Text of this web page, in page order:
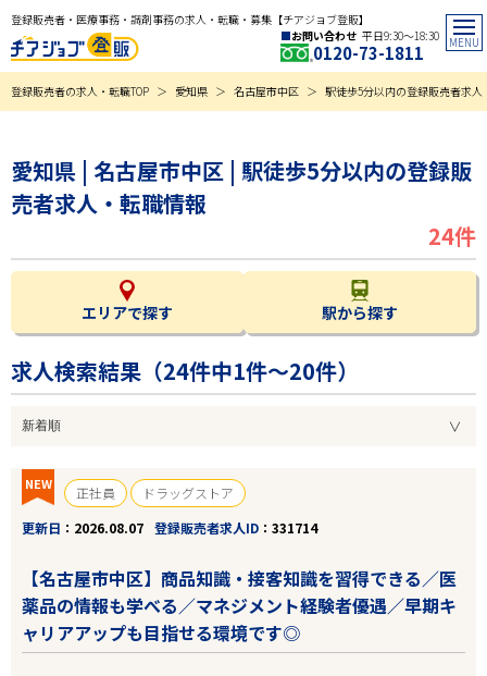
登録販売者・医療事務・調剤事務の求人・転職・募集【チアジョブ登販】
お問い合わせ 平日9:30〜18:30
0120-73-1811
登録販売者の求人・転職TOP 愛知県 名古屋市中区 駅徒歩5分以内の登録販売者求人
愛知県 | 名古屋市中区 | 駅徒歩5分以内の登録販
売者求人・転職情報
24件
エリアで探す 駅から探す
求人検索結果（24件中1件～20件）
NEW 正社員
ドラッグストア
更新日
2026.08.07 登録販売者求人ID 331714
【名古屋市中区】商品知識・接客知識を習得できる／医
薬品の情報も学べる／マネジメント経験者優遇／早期キ
ャリアアップも目指せる環境です◎